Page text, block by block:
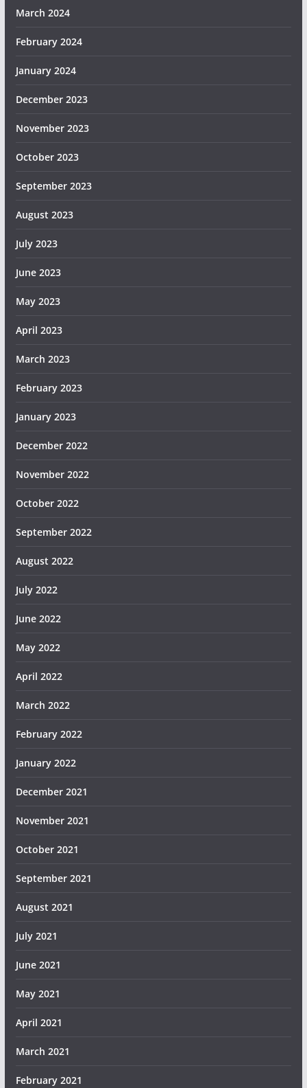
March 2024
February 2024
January 2024
December 2023
November 2023
October 2023
September 2023
August 2023
July 2023
June 2023
May 2023
April 2023
March 2023
February 2023
January 2023
December 2022
November 2022
October 2022
September 2022
August 2022
July 2022
June 2022
May 2022
April 2022
March 2022
February 2022
January 2022
December 2021
November 2021
October 2021
September 2021
August 2021
July 2021
June 2021
May 2021
April 2021
March 2021
February 2021